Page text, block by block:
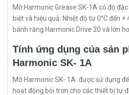
Mỡ Harmonic Grease SK-1A có độ đặc
biệt và hiệu quả. Nhiệt độ từ 0°C đến +
bánh răng Harmonic Drive 20 và lớn
Tính ứng dụng của sản
Harmonic SK- 1A
Mỡ Harmonic SK- 1A được sử dụng
hoạt động bôi trơn cho các thiết bị tự